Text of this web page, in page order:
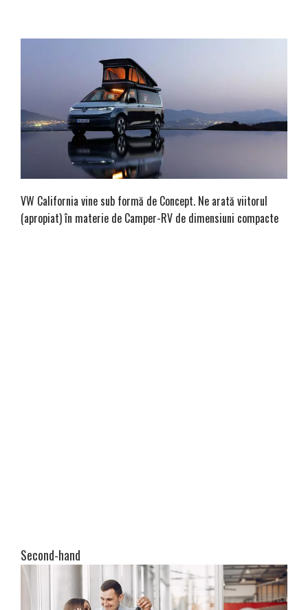
VW California vine sub formă de Concept. Ne arată viitorul
(apropiat) în materie de Camper-RV de dimensiuni compacte
Second-hand